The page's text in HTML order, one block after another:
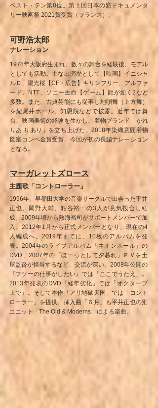
ベスト・テン第8位。第１回日本の窓ドキュメンタ
リー映画祭 2021賞受賞 （フランス）。
可野浩太郎
ナレーション
1978年大阪府生まれ。数々の舞台を経験後、モデル
としても活動。主な出演歴として【映画】イニシャ
ルＤ、陽光桜【CF・広告】キリンフリー、アルファ
ード、NTT、ソニー生命【ゲーム】龍が如く2など
多数。また、古典芸能にも従事し地唄舞（上方舞）
を紀尾井ホール、知恩院などで披露。近年では舞
台、映画美術の経験を生かし、着物ブランド「がれ
りあ りあり」を立ち上げた。2018年染織意匠着物
図案コンペ金賞受賞。今回が初の長編ナレーション
となる。
マーガレットズロース
主題歌「コントローラー」
1996年、早稲田大学の音楽サークルで出会った平井
正也、岡野大輔、粕谷裕一の3人が意気投合し結
成。2009年頃から熱海裕司がサポートメンバーで加
入。2012年1月から正式メンバーとなり、現在の4
人編成へ。2019年までに、10枚のアルバムを発
表。2004年のライブアルバム「ネオンホール」の
DVD、2007年の「ぼーっとして夕暮れ」ＰＶを土
屋監督が担当するなど、交流が深い。2008年公開の
『フツーの仕事がしたい』では「ここでうたえ」。
2013年発表のDVD『経年劣化』では「オクターブ
上で」。そして本作「アリ地獄天国」では「コント
ローラー」を提供。挿入曲「６月」も平井正也の別
ユニット「The Old & Moderns」による楽曲。